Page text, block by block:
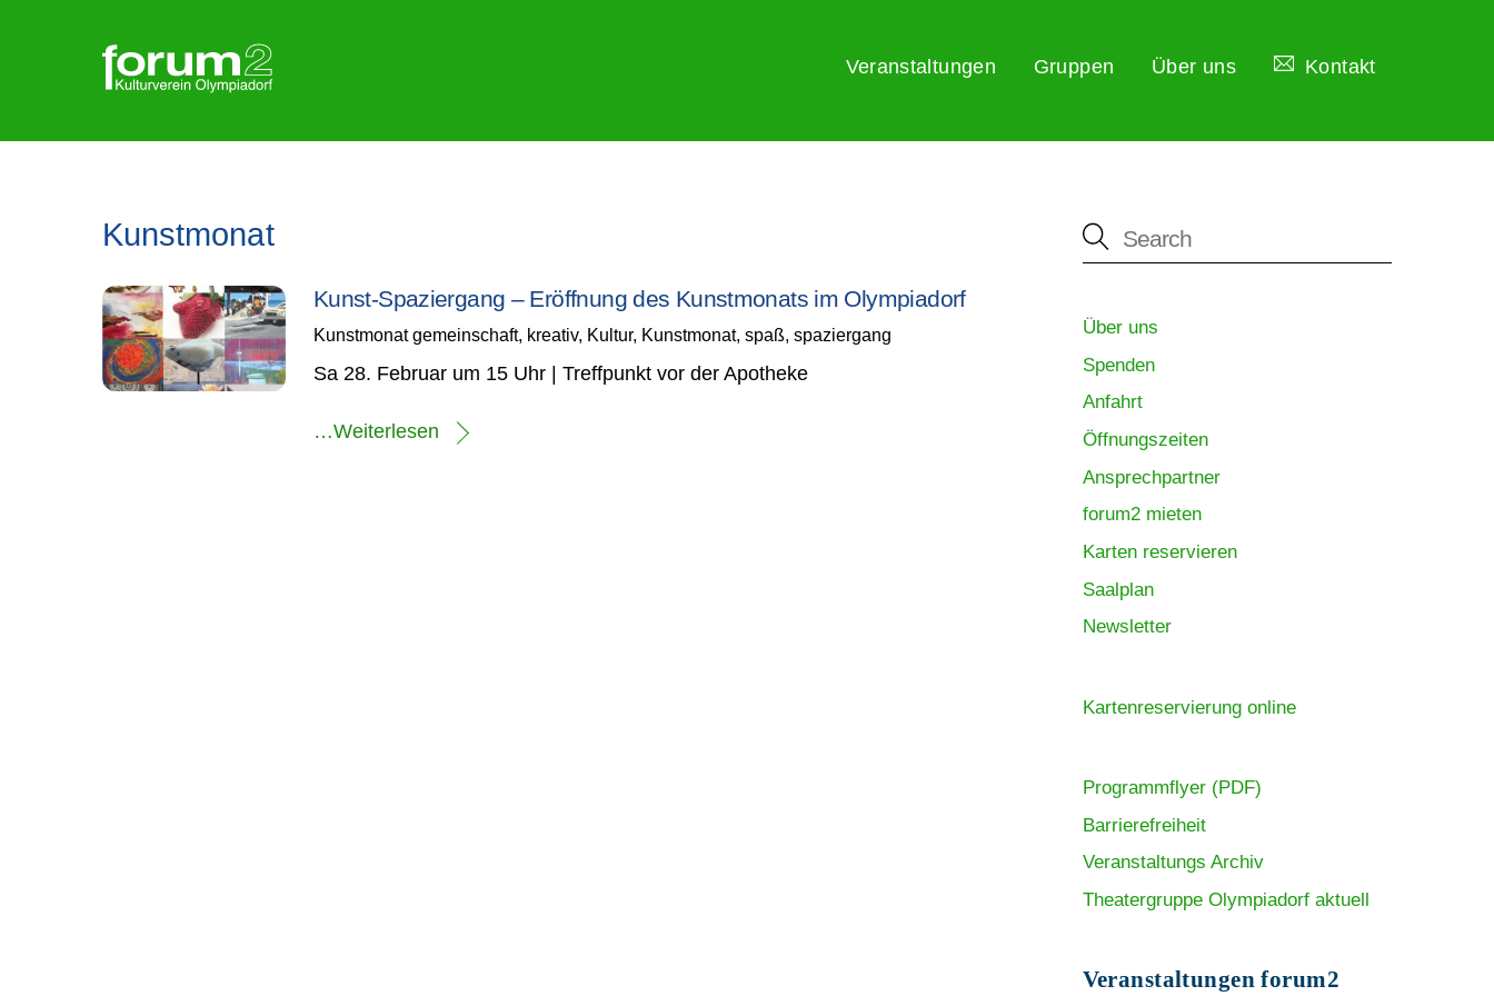
Veranstaltungen Gruppen Über uns Kontakt
Kunstmonat
Kunst-Spaziergang – Eröffnung des Kunstmonats im Olympiadorf
Kunstmonat gemeinschaft, kreativ, Kultur, Kunstmonat, spaß, spaziergang
Sa 28. Februar um 15 Uhr | Treffpunkt vor der Apotheke
…Weiterlesen
Über uns
Spenden
Anfahrt
Öffnungszeiten
Ansprechpartner
forum2 mieten
Karten reservieren
Saalplan
Newsletter
Kartenreservierung online
Programmflyer (PDF)
Barrierefreiheit
Veranstaltungs Archiv
Theatergruppe Olympiadorf aktuell
Veranstaltungen forum2